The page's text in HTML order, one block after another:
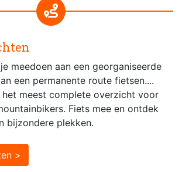
meedoen aan een georganiseerde
een permanente route fietsen....
meest complete overzicht voor
Fiets mee en ontdek
bijzondere plekken.
>